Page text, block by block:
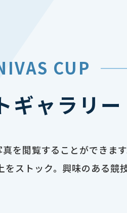
CUP
ギャラリー
を閲覧することができま
ストック。興味のある競